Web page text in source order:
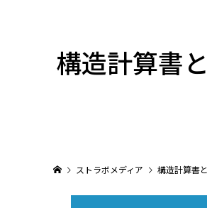
構造計算書
ストラボメディア 構造計算書